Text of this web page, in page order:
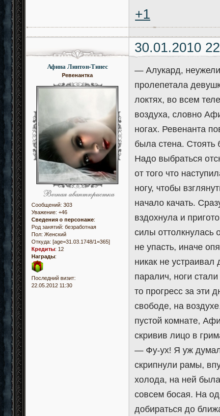
+1
30.01.2010
Афина Линтон-Тинес
Ревенантка
Сообщений: 303
Уважение: +46
Сведения о персонаже:
Род занятий: безработная
Пол: Женский
Откуда: [age=31.03.1748/1=365]
Кредиты: 12
Награды:
Последний визит:
22.05.2012 11:30
— Алукард,
пролепетала
локтях, во всем
воздуха, словно
ногах. Ревенанта
была стена. Стоять
Надо выбраться
от того что
ногу, чтобы
начало качать.
вздохнула и
силы оттолкнулась
не упасть, иначе
никак не устраивал
паралич, ноги
то прогресс за эти
свободе, на
пустой комнате,
скривив лицо в
— Фу-ух! Я уж
скрипнули рамы,
холода, на ней
совсем босая. На
добираться до